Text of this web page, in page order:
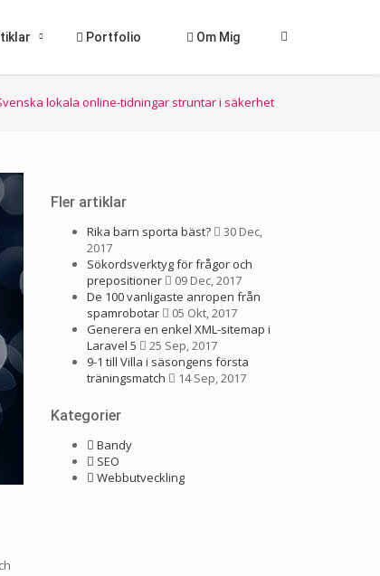
Portfolio Om Mig
lokala online-tidningar struntar i säkerhet
Fler artiklar
Rika barn sporta bäst?
30 Dec,
2017
Sökordsverktyg för frågor och
prepositioner
09 Dec, 2017
De 100 vanligaste anropen från
spamrobotar
05 Okt, 2017
Generera en enkel XML-sitemap i
Laravel 5
25 Sep, 2017
9-1 till Villa i säsongens första
träningsmatch
14 Sep, 2017
Kategorier
Bandy
SEO
Webbutveckling